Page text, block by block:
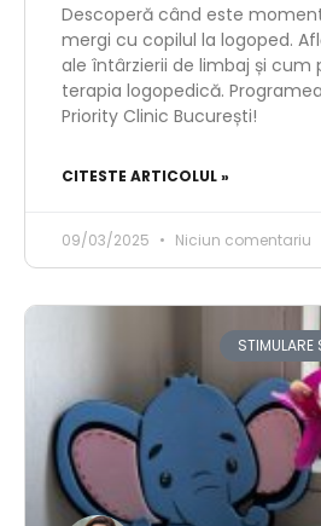
Descoperă când este
mergi cu copilul la logoped.
ale întârzierii de limbaj și cum
terapia logopedică.
Priority Clinic București!
CITESTE ARTICOLUL »
09/03/2025 Niciun comentariu